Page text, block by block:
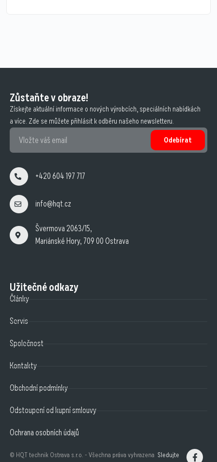
Zůstaňte v obraze!
Získejte aktuální informace o nových výrobcích, speciálních nabídkách
a více. Zde se můžete přihlásit k odběru našeho newsletteru.
Odebírat
+420 604 197 717
info@hqt.cz
Švermova 2063/15,
Mariánské Hory, 709 00 Ostrava
Užitečné odkazy
Články
Servis
Společnost
Kontakty
Obchodní podmínky
Odstoupení od kupní smlouvy
Ochrana osobních údajů
© HQT technik Ostrava s.r.o. - Všechna práva vyhrazena Sledujte